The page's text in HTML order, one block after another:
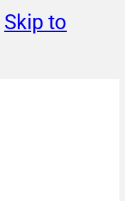
Skip to